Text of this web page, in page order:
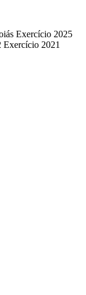
Exercício 2025
2021